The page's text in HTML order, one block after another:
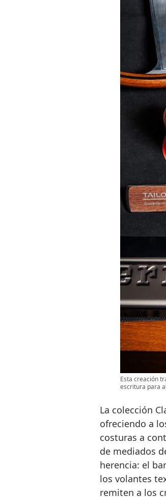
Esta creación
escritura para
La colección
ofreciendo a
costuras a
de mediados
herencia: el
los volantes
remiten a los